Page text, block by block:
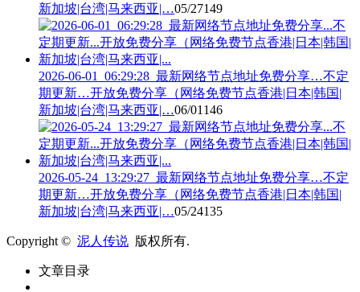
新加坡|台湾|马来西亚|…05/27149
2026-06-01_06:29:28_最新网络节点地址免费分享…不定
期更新…开放免费分享（网络免费节点香港|日本|韩国|
新加坡|台湾|马来西亚|…06/01146
2026-05-24_13:29:27_最新网络节点地址免费分享…不定
期更新…开放免费分享（网络免费节点香港|日本|韩国|
新加坡|台湾|马来西亚|…05/24135
Copyright © 泥人传说 版权所有.
文章目录